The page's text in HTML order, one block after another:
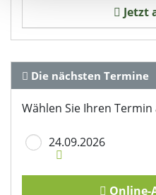
Abschnitt Einzelheiten
personalisieren,
zu können und die Zugriffe
Verwendung unserer
Partner führen diese
Jetzt
Die nächsten Termine
Wählen Sie Ihren Termin
24.09.2026
Online-